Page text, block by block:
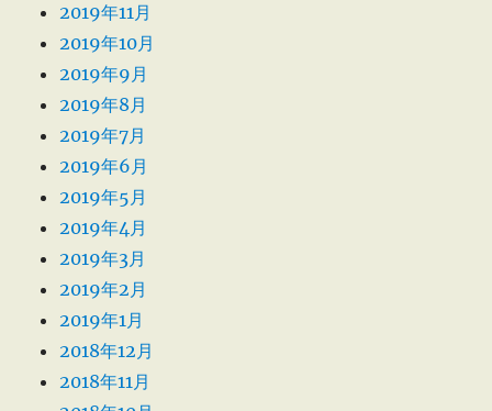
2019年11月
2019年10月
2019年9月
2019年8月
2019年7月
2019年6月
2019年5月
2019年4月
2019年3月
2019年2月
2019年1月
2018年12月
2018年11月